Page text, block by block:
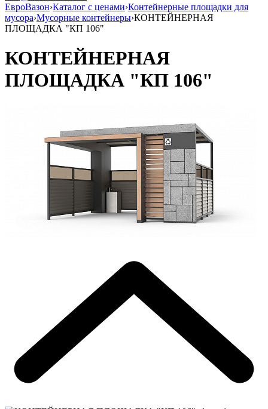
ЕвроВазон›Каталог с ценами›Контейнерные площадки для
мусора›Мусорные контейнеры›КОНТЕЙНЕРНАЯ
ПЛОЩАДКА "КП 106"
КОНТЕЙНЕРНАЯ
ПЛОЩАДКА "КП 106"